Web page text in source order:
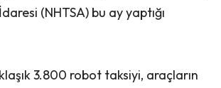
(NHTSA) bu ay yaptığı
3.800 robot taksiyi, araçların